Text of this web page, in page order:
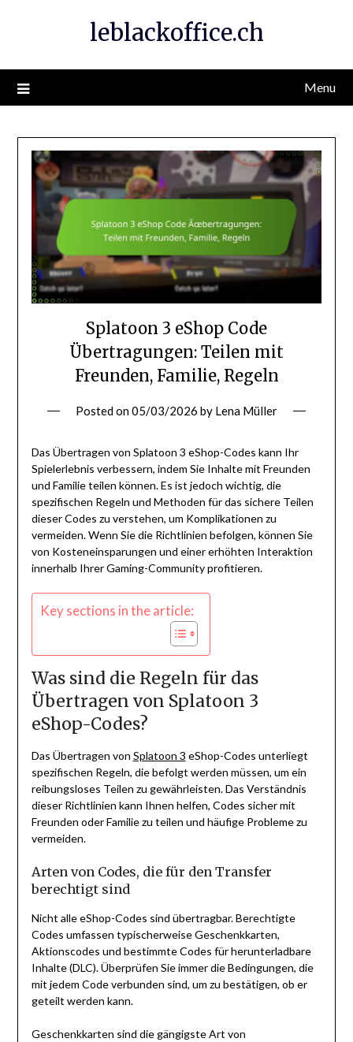
leblackoffice.ch
Menu
Splatoon 3 eShop Code
Übertragungen: Teilen mit
Freunden, Familie, Regeln
Posted on05/03/2026 by Lena Müller
Das Übertragen von Splatoon 3 eShop-Codes kann Ihr
Spielerlebnis verbessern, indem Sie Inhalte mit Freunden
und Familie teilen können. Es ist jedoch wichtig, die
spezifischen Regeln und Methoden für das sichere Teilen
dieser Codes zu verstehen, um Komplikationen zu
vermeiden. Wenn Sie die Richtlinien befolgen, können Sie
von Kosteneinsparungen und einer erhöhten Interaktion
innerhalb Ihrer Gaming-Community profitieren.
Key sections in the article:
Was sind die Regeln für das
Übertragen von Splatoon 3
eShop-Codes?
Das Übertragen von Splatoon 3 eShop-Codes unterliegt
spezifischen Regeln, die befolgt werden müssen, um ein
reibungsloses Teilen zu gewährleisten. Das Verständnis
dieser Richtlinien kann Ihnen helfen, Codes sicher mit
Freunden oder Familie zu teilen und häufige Probleme zu
vermeiden.
Arten von Codes, die für den Transfer
berechtigt sind
Nicht alle eShop-Codes sind übertragbar. Berechtigte
Codes umfassen typischerweise Geschenkkarten,
Aktionscodes und bestimmte Codes für herunterladbare
Inhalte (DLC). Überprüfen Sie immer die Bedingungen, die
mit jedem Code verbunden sind, um zu bestätigen, ob er
geteilt werden kann.
Geschenkkarten sind die gängigste Art von